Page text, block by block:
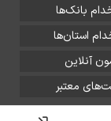
بانک‌ها
استان‌ها
آنلاین
معتبر
محفوظ است و هر